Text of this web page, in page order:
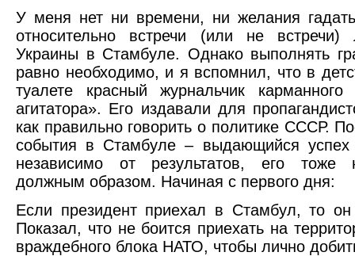
У меня нет ни времени, ни желания
относительно встречи (или не
Украины в Стамбуле. Однако выполнять
равно необходимо, и я вспомнил, что в
туалете красный журнальчик
агитатора». Его издавали для
как правильно говорить о политике СССР.
события в Стамбуле – выдающийся
независимо от результатов, его тоже
должным образом. Начиная с первого дня:
Если президент приехал в Стамбул, то
Показал, что не боится приехать на
враждебного блока НАТО, чтобы лично